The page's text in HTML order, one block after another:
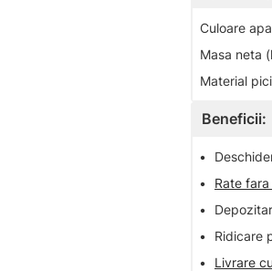
Culoare
Masa neta
Material
Beneficii:
•
•
Rate
•
•
Ridicare
•
Livrare